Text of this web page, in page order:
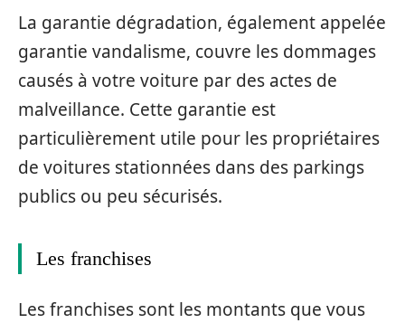
La garantie dégradation, également appelée
garantie vandalisme, couvre les dommages
causés à votre voiture par des actes de
malveillance. Cette garantie est
particulièrement utile pour les propriétaires
de voitures stationnées dans des parkings
publics ou peu sécurisés.
Les franchises
Les franchises sont les montants que vous